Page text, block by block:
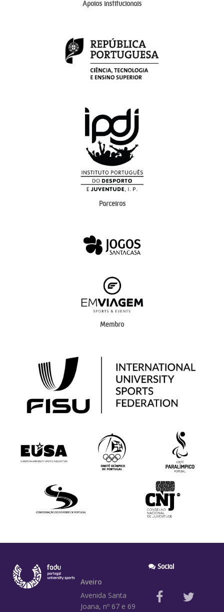
Apoios institucionais
Parceiros
Membro
Aveiro
Avenida Santa
Joana, nº 67 e 69
Social